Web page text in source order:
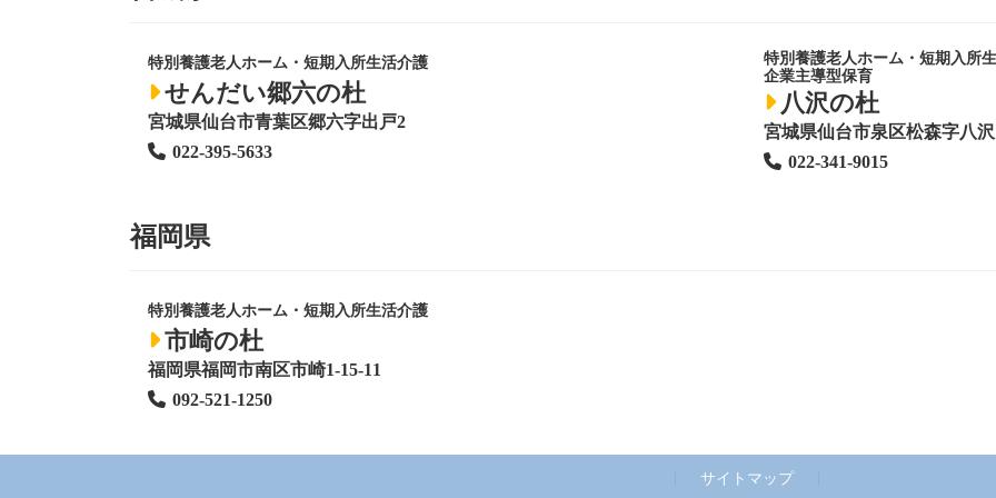
特別養護老人ホーム ・短期入所生活介護
せんだい郷六の杜
宮城県仙台市青葉区郷六字出戸2
022-395-5633
特別養護老人ホーム ・短期入所
企業主導型保育
八沢の杜
宮城県仙台市泉区松森字八沢
022-341-9015
福岡県
特別養護老人ホーム ・短期入所生活介護
市崎の杜
福岡県福岡市南区市崎1-15-11
092-521-1250
サイトマップ